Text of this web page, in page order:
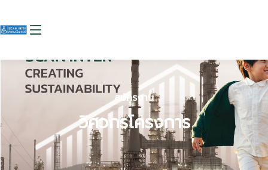
สมัครงาน
วิศวกรโครงการ